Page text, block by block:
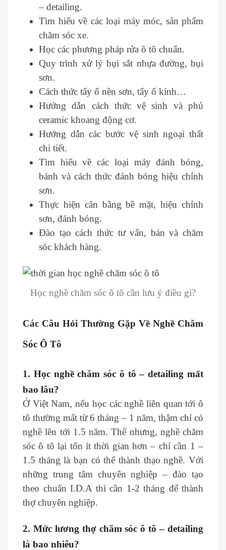
– detailing.
Tìm hiểu về các loại máy móc, sản phẩm
chăm sóc xe.
Học các phương pháp rửa ô tô chuẩn.
Quy trình xử lý bụi sắt nhựa đường, bụi
sơn.
Cách thức tẩy ố nền sơn, tẩy ố kính…
Hướng dẫn cách thức vệ sinh và phủ
ceramic khoang động cơ.
Hướng dẫn các bước vệ sinh ngoại thất
chi tiết.
Tìm hiểu về các loại máy đánh bóng,
bánh và cách thức đánh bóng hiệu chỉnh
sơn.
Thực hiện cân bằng bề mặt, hiệu chỉnh
sơn, đánh bóng.
Đào tạo cách thức tư vấn, bán và chăm
sóc khách hàng.
Học nghề chăm sóc ô tô cần lưu ý điều gì?
Các Câu Hỏi Thường Gặp Về Nghề Chăm
Sóc Ô Tô
1. Học nghề chăm sóc ô tô – detailing mất
bao lâu?
Ở Việt Nam, nếu học các nghề liên quan tới ô
tô thường mất từ 6 tháng – 1 năm, thậm chí có
nghề lên tới 1.5 năm. Thế nhưng, nghề chăm
sóc ô tô lại tốn ít thời gian hơn – chỉ cần 1 –
1.5 tháng là bạn có thể thành thạo nghề. Với
những trung tâm chuyên nghiệp – đào tạo
theo chuẩn I.D.A thì cần 1-2 tháng để thành
thợ chuyên nghiệp.
2. Mức lương thợ chăm sóc ô tô – detailing
là bao nhiêu?